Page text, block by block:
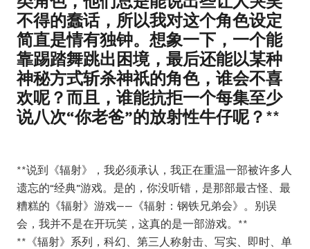
不得的蠢话，所以我对这个角色设定
简直是情有独钟。想象一下，一个能
靠踢踏舞跳出困境，最后还能以某种
神秘方式斩杀神祇的角色，谁会不喜
欢呢？而且，谁能抗拒一个每集至少
说八次“你老爸”的放射性牛仔呢？**
**说到《辐射》，我必须承认，我正在重温一部被许多人
遗忘的“经典”游戏。是的，你没听错，是那部最古怪、最
糟糕的《辐射》游戏——《辐射：钢铁兄弟会》。别误
会，我并不是在开玩笑，这真的是一部游戏。**
**《辐射》系列，科幻、第三人称射击、写实、即时、单